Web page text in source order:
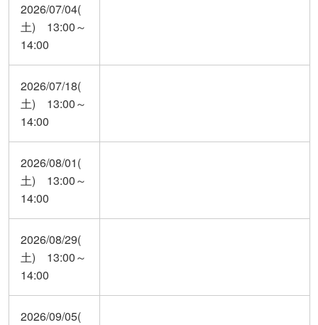
2026/07/04(
土) 13:00～
14:00
2026/07/18(
土) 13:00～
14:00
2026/08/01(
土) 13:00～
14:00
2026/08/29(
土) 13:00～
14:00
2026/09/05(